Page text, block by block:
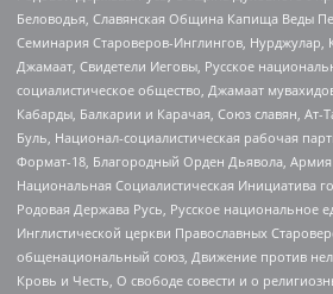
Беловодья, Славянская Община Капища Веды
Семинария Староверов-Инглингов, Нурджулар,
Джамаат, Свидетели Иеговы, Русское
социалистическое общество, Джамаат
Кабарды, Балкарии и Карачая, Союз славян, Ат-
Буль, Национал-социалистическая рабочая
Формат-18, Благородный Орден Дьявола, Армия
Национальная Социалистическая Инициатива
Родовая Держава Русь, Русское национальное
Инглистической церкви Православных
общенациональный союз, Движение против
Кровь и Честь, О свободе совести и о